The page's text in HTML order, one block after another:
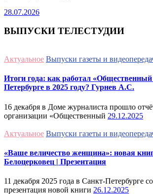
28.07.2026
ВЫПУСКИ ТЕЛЕСТУДИИ
Актуальное Выпуски газеты и
Итоги года: как работал
Петербурге в 2025 году? Гурнев А.С.
16 декабря в Доме журналиста прошло
организации «Общественный 29.12.2025
Актуальное Выпуски газеты и
«Ваше величество женщина»: новая
Белоцерковец | Презентация
11 декабря 2025 года в Санкт-Петербурге
презентация новой книги 26.12.2025